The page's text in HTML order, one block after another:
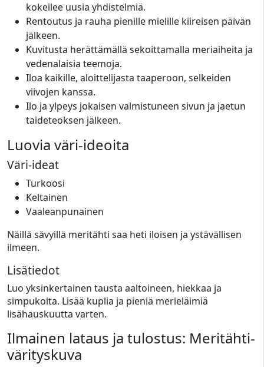
kokeilee uusia yhdistelmiä.
Rentoutus ja rauha pienille mielille kiireisen päivän
jälkeen.
Kuvitusta herättämällä sekoittamalla meriaiheita ja
vedenalaisia teemoja.
Iloa kaikille, aloittelijasta taaperoon, selkeiden
viivojen kanssa.
Ilo ja ylpeys jokaisen valmistuneen sivun ja jaetun
taideteoksen jälkeen.
Luovia väri-ideoita
Väri-ideat
Turkoosi
Keltainen
Vaaleanpunainen
Näillä sävyillä meritähti saa heti iloisen ja ystävällisen
ilmeen.
Lisätiedot
Luo yksinkertainen tausta aaltoineen, hiekkaa ja
simpukoita. Lisää kuplia ja pieniä merieläimiä
lisähauskuutta varten.
Ilmainen lataus ja tulostus: Meritähti-
värityskuva